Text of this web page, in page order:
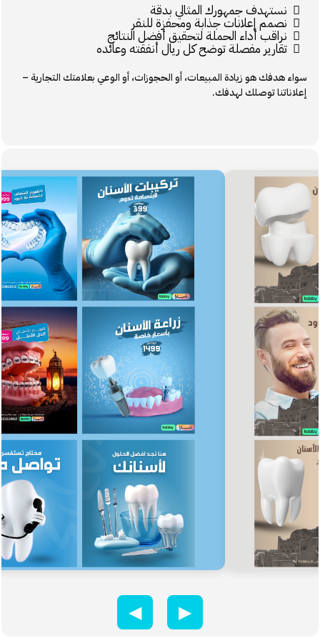
نستهدف جمهورك المثالي بدقة
نصمم إعلانات جذابة ومحفزة للنقر
نراقب أداء الحملة لتحقيق أفضل النتائج
تقارير مفصلة توضح كل ريال أنفقته وعائده
سواء هدفك هو زيادة المبيعات، أو الحجوزات، أو الوعي بعلامتك التجارية –
إعلاناتنا توصلك لهدفك.
◀ ▶